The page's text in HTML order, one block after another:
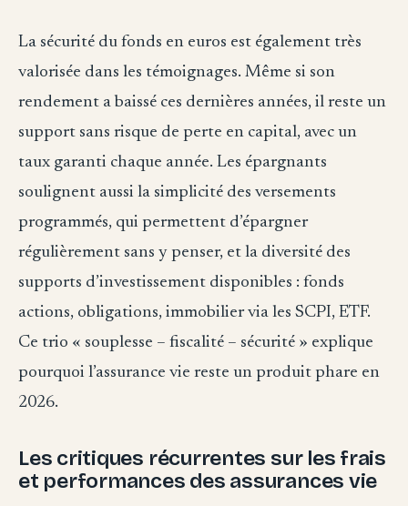
La sécurité du fonds en euros est également très
valorisée dans les témoignages. Même si son
rendement a baissé ces dernières années, il reste un
support sans risque de perte en capital, avec un
taux garanti chaque année. Les épargnants
soulignent aussi la simplicité des versements
programmés, qui permettent d’épargner
régulièrement sans y penser, et la diversité des
supports d’investissement disponibles : fonds
actions, obligations, immobilier via les SCPI, ETF.
Ce trio « souplesse – fiscalité – sécurité » explique
pourquoi l’assurance vie reste un produit phare en
2026.
Les critiques récurrentes sur les frais
et performances des assurances vie